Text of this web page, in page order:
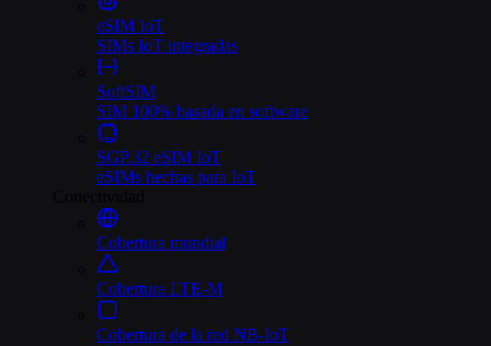
eSIM IoT
SIMs IoT integradas
SoftSIM
SIM 100% basada en software
SGP.32 eSIM IoT
eSIMs hechas para IoT
Cobertura mundial
Cobertura LTE-M
Cobertura de la red NB-IoT